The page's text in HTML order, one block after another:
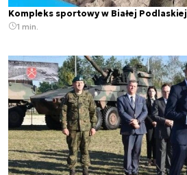
Kompleks sportowy w Białej Podlaskiej
1 min.